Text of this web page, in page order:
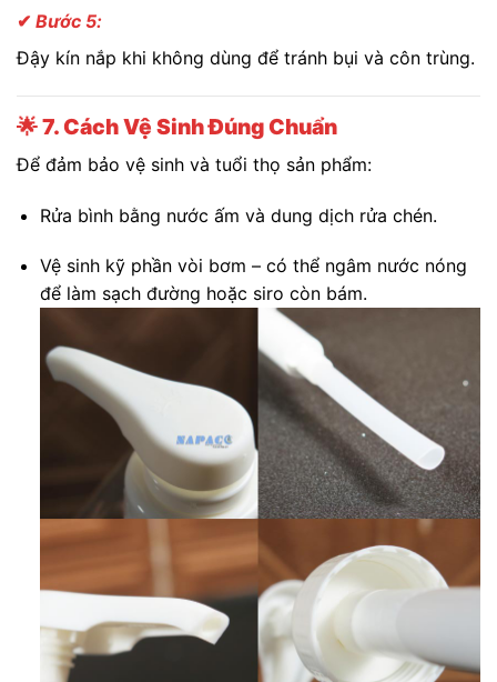
✔ Bước 5:
Đậy kín nắp khi không dùng để tránh bụi và côn trùng.
🌟7. Cách Vệ Sinh Đúng Chuẩn
Để đảm bảo vệ sinh và tuổi thọ sản phẩm:
Rửa bình bằng nước ấm và dung dịch rửa chén.
Vệ sinh kỹ phần vòi bơm – có thể ngâm nước nóng
để làm sạch đường hoặc siro còn bám.